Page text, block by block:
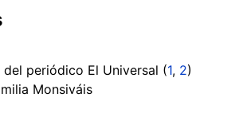
del periódico El Universal (1, 2)
Monsiváis